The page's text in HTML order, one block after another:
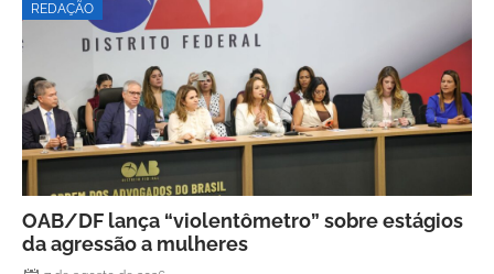
REDAÇÃO
OAB/DF lança “violentômetro” sobre estágios
da agressão a mulheres